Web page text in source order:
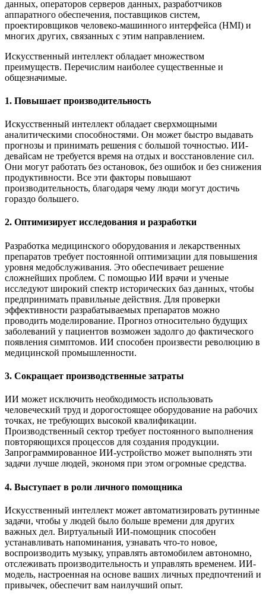
данных, операторов серверов данных, разработчиков
аппаратного обеспечения, поставщиков систем,
проектировщиков человеко-машинного интерфейса (HMI) и
многих других, связанных с этим направлением.
Искусственный интеллект обладает множеством
преимуществ. Перечислим наиболее существенные и
общезначимые.
1. Повышает производительность
Искусственный интеллект обладает сверхмощными
аналитическими способностями. Он может быстро выдавать
прогнозы и принимать решения с большой точностью. ИИ-
девайсам не требуется время на отдых и восстановление сил.
Они могут работать без остановок, без ошибок и без снижения
продуктивности. Все эти факторы повышают
производительность, благодаря чему люди могут достичь
гораздо большего.
2. Оптимизирует исследования и разработки
Разработка медицинского оборудования и лекарственных
препаратов требует постоянной оптимизации для повышения
уровня медобслуживания. Это обеспечивает решение
сложнейших проблем. С помощью ИИ врачи и ученые
исследуют широкий спектр исторических баз данных, чтобы
предпринимать правильные действия. Для проверки
эффективности разрабатываемых препаратов можно
проводить моделирование. Прогноз относительно будущих
заболеваний у пациентов возможен задолго до фактического
появления симптомов. ИИ способен произвести революцию в
медицинской промышленности.
3. Сокращает производственные затраты
ИИ может исключить необходимость использовать
человеческий труд и дорогостоящее оборудование на рабочих
точках, не требующих высокой квалификации.
Производственный сектор требует постоянного выполнения
повторяющихся процессов для создания продукции.
Запрограммированное ИИ-устройство может выполнять эти
задачи лучше людей, экономя при этом огромные средства.
4. Выступает в роли личного помощника
Искусственный интеллект может автоматизировать рутинные
задачи, чтобы у людей было больше времени для других
важных дел. Виртуальный ИИ-помощник способен
устанавливать напоминания, узнавать что-то новое,
воспроизводить музыку, управлять автомобилем автономно,
отслеживать производительность и управлять временем. ИИ-
модель, настроенная на основе ваших личных предпочтений и
привычек, обеспечит вам наилучший опыт.